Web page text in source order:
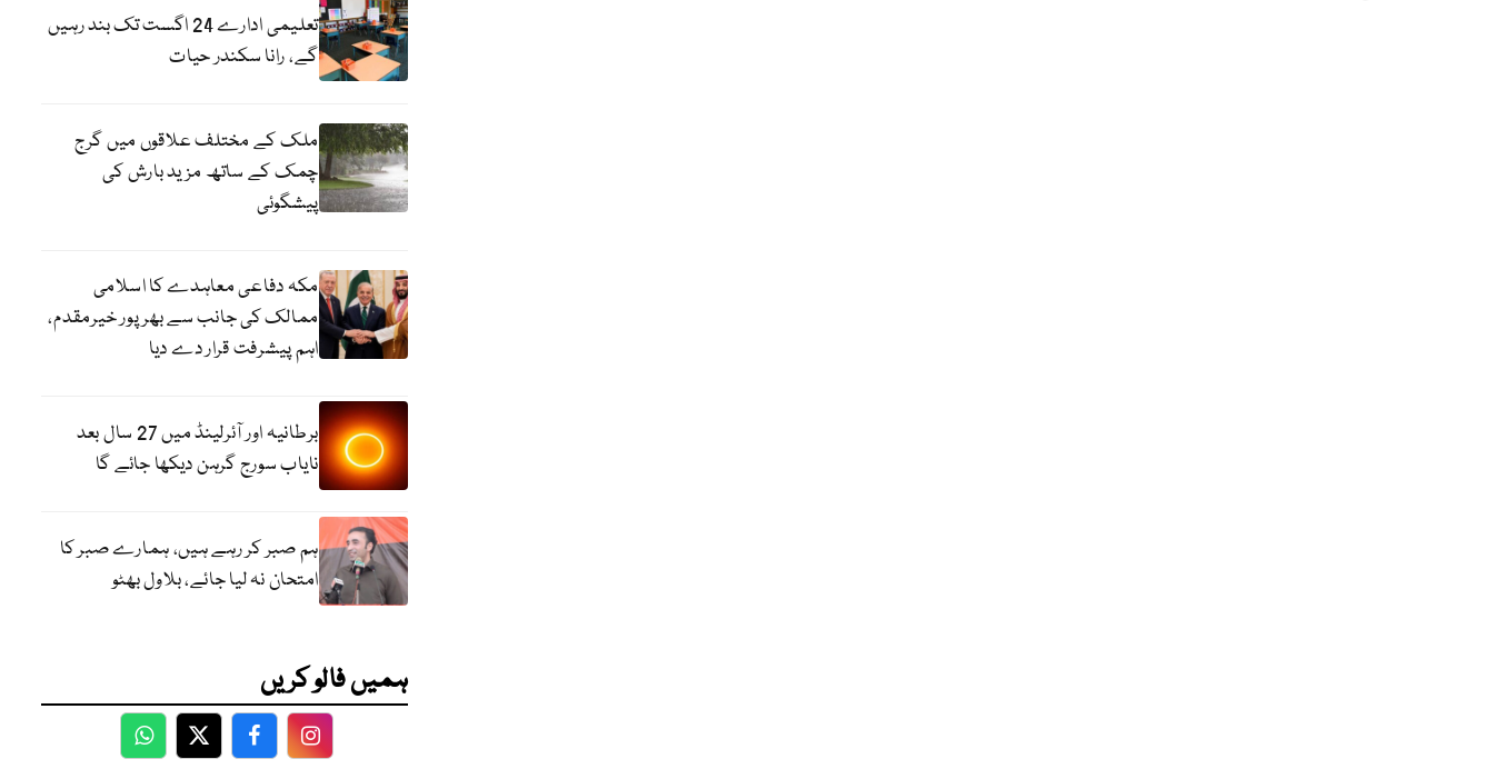
تعلیمی ادارے 24 اگست تک بند رہیں
گے، رانا سکندر حیات
ملک کے مختلف علاقوں میں گرج
چمک کے ساتھ مزید بارش کی
پیشگوئی
مکہ دفاعی معاہدے کا اسلامی
ممالک کی جانب سے بھرپور خیرمقدم،
اہم پیشرفت قرار دے دیا
برطانیہ اور آئرلینڈ میں 27 سال بعد
نایاب سورج گرہن دیکھا جائے گا
ہم صبر کر رہے ہیں، ہمارے صبر کا
امتحان نہ لیا جائے، بلاول بھٹو
ہمیں فالو کریں
WhatsApp
TwitterFacebookFacebook